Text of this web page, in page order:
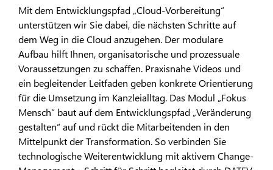
Mit dem Entwicklungspfad „Cloud-Vorbereitung“
unterstützen wir Sie dabei, die nächsten Schritte auf
dem Weg in die Cloud anzugehen. Der modulare
Aufbau hilft Ihnen, organisatorische und prozessuale
Voraussetzungen zu schaffen. Praxisnahe Videos und
ein begleitender Leitfaden geben konkrete Orientierung
für die Umsetzung im Kanzleialltag. Das Modul „Fokus
Mensch“ baut auf dem Entwicklungspfad „Veränderung
gestalten“ auf und rückt die Mitarbeitenden in den
Mittelpunkt der Transformation. So verbinden Sie
technologische Weiterentwicklung mit aktivem Change-